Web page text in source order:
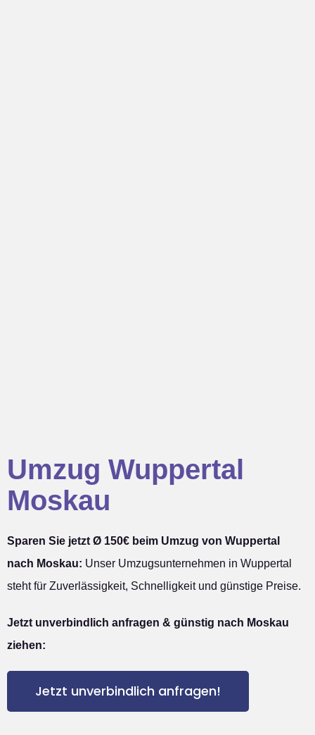
Umzug Wuppertal
Moskau
Sparen Sie jetzt Ø 150€ beim Umzug von Wuppertal
nach Moskau: Unser Umzugsunternehmen in Wuppertal
steht für Zuverlässigkeit, Schnelligkeit und günstige Preise.
Jetzt unverbindlich anfragen & günstig nach Moskau
ziehen:
Jetzt unverbindlich anfragen!